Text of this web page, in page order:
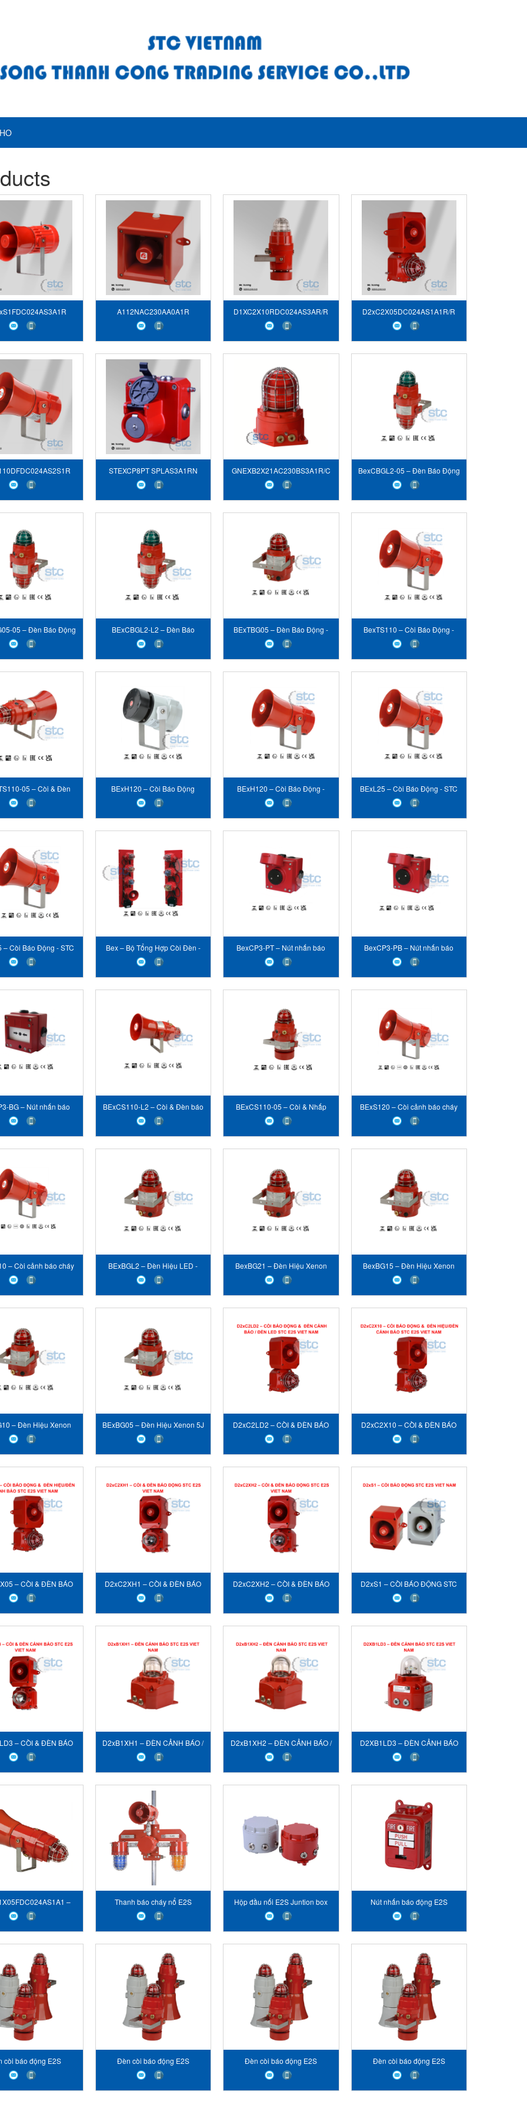
A112NAC230AA0A1R D1XC2X10RDC024AS3AR/R D2xC2X05DC024AS1A1R/R
STEXCP8PT SPLAS3A1RN
GNEXB2X21AC230BS3A1R/C
Đèn Hiệu Nhấp Nháy Xenon -
Xenon Strobe Beacon E2S Việt
BexCBGL2-05 – Đèn Báo Động
- STC E2S VIET NAM
05 – Đèn Báo Động
E2S VIET NAM
BExCBGL2-L2 – Đèn Báo
Động - STC E2S VIET NAM
BExTBG05 – Đèn Báo Động -
STC E2S VIET NAM
BexTS110 – Còi Báo Động -
STC E2S VIET NAM
05 – Còi & Đèn
- STC E2S VIET NAM
BExH120 – Còi Báo Động
Belltronic - STC E2S VIET NAM
BExH120 – Còi Báo Động -
STC E2S VIET NAM
BExL25 – Còi Báo Động - STC
E2S VIET NAM
– Còi Báo Động - STC
E2S VIET NAM
Bex – Bộ Tổng Hợp Còi Đèn -
STC E2S VIET NAM
BexCP3-PT – Nút nhấn báo
động - STC E2S VIET NAM
BexCP3-PB – Nút nhấn báo
động - STC E2S VIET NAM
BG – Nút nhấn báo
- STC E2S VIET NAM
BExCS110-L2 – Còi & Đèn báo
động - STC E2S VIET NAM
BExCS110-05 – Còi & Nhấp
nháy đa hướng - STC E2S VIET
NAM
BExS120 – Còi cảnh báo cháy
nổ - STC E2S VIET NAM
– Còi cảnh báo cháy
STC E2S VIET NAM
BExBGL2 – Đèn Hiệu LED -
STC E2S VIET NAM
BexBG21 – Đèn Hiệu Xenon
10J - STC E2S VIET NAM
BexBG15 – Đèn Hiệu Xenon
10J - STC E2S VIET NAM
– Đèn Hiệu Xenon
STC E2S VIET NAM
BExBG05 – Đèn Hiệu Xenon 5J
- STC E2S VIET NAM
D2xC2LD2 – CÒI & ĐÈN BÁO
ĐỘNG STC E2S VIET NAM
D2xC2X10 – CÒI & ĐÈN BÁO
ĐỘNG STC E2S VIET NAM
– CÒI & ĐÈN BÁO
STC E2S VIET NAM
D2xC2XH1 – CÒI & ĐÈN BÁO
ĐỘNG STC E2S VIET NAM
D2xC2XH2 – CÒI & ĐÈN BÁO
ĐỘNG STC E2S VIET NAM
D2xS1 – CÒI BÁO ĐỘNG STC
E2S VIET NAM
– CÒI & ĐÈN BÁO
STC E2S VIET NAM
D2xB1XH1 – ĐÈN CẢNH BÁO /
ĐÈN HIỆU NHẤP NHÁY STC
E2S VIET NAM
D2xB1XH2 – ĐÈN CẢNH BÁO /
ĐÈN HIỆU NHẤP NHÁY STC
E2S VIET NAM
D2XB1LD3 – ĐÈN CẢNH BÁO
STC E2S VIET NAM
–
Động Kết Hợp Đèn
STC E2S VIET NAM
Thanh báo cháy nổ E2S
Explosion Proof Alarm Bar E2S
D1xC4 Class I Div 1 and Zone
Hộp đầu nối E2S Juntion box
E2S D1xJ2 Class I/II Div 1 Ex d
Junction Box
Nút nhấn báo động E2S
D1xCP1-PS Explosion Proof
Manual Pull Station
còi báo động E2S
Alarm Horn &
Xenon Strobe
Đèn còi báo động E2S
D1xC2X05R Radial Alarm Horn
& Xenon Strobe
Đèn còi báo động E2S
D1xC2X05R Radial Alarm Horn
& Xenon Strobe
Đèn còi báo động E2S
D1xC2X05F Alarm Horn &
Xenon Strobe